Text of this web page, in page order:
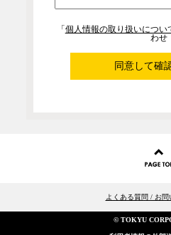
「 個人情報の取り扱いについ
わせ
同意して確
よくある質問 / お問
© TOKYU